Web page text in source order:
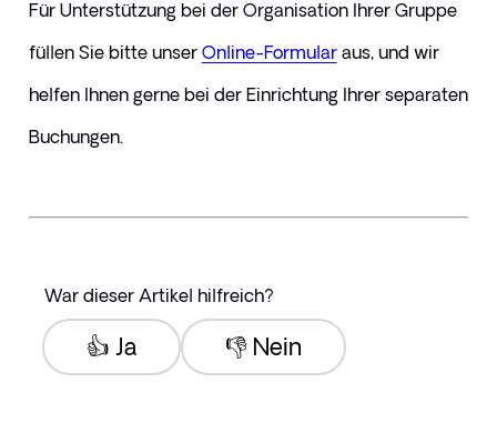
Für Unterstützung bei der Organisation Ihrer Gruppe
füllen Sie bitte unser Online-Formular aus, und wir
helfen Ihnen gerne bei der Einrichtung Ihrer separaten
Buchungen.
War dieser Artikel hilfreich?
👎 Nein
👍 Ja